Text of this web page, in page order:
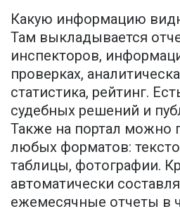
Какую информацию
Там выкладывается
инспекторов,
проверках,
статистика, рейтинг.
судебных решений и
Также на портал можно
любых форматов:
таблицы, фотографии.
автоматически
ежемесячные отчеты в